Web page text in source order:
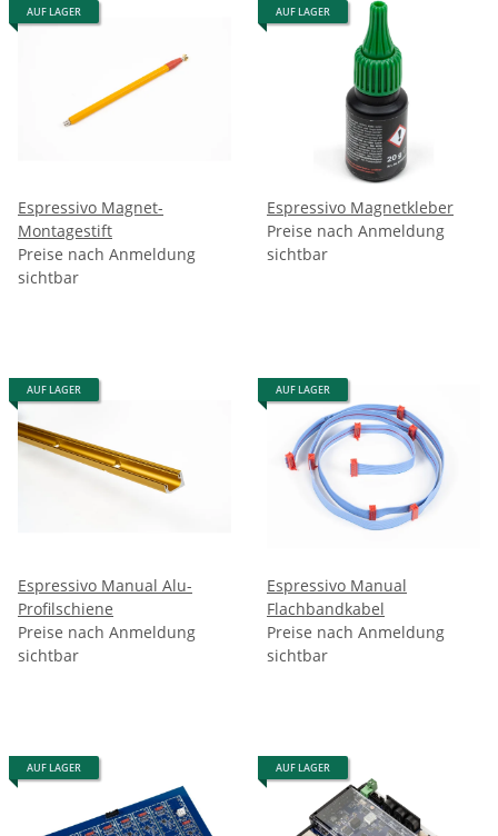
AUF LAGER
Espressivo Magnet-
Montagestift
Preise nach Anmeldung
sichtbar
AUF LAGER
Espressivo Magnetkleber
Preise nach Anmeldung
sichtbar
AUF LAGER
Espressivo Manual Alu-
Profilschiene
Preise nach Anmeldung
sichtbar
AUF LAGER
Espressivo Manual
Flachbandkabel
Preise nach Anmeldung
sichtbar
AUF LAGER AUF LAGER